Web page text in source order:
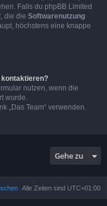
Falls du phpBB Limited
die die Softwarenutzung
höchstens eine knappe
nutzen, wenn die
wurde.
„Das Team“ verwenden.
Gehe zu
Alle Zeiten sind UTC+01:00